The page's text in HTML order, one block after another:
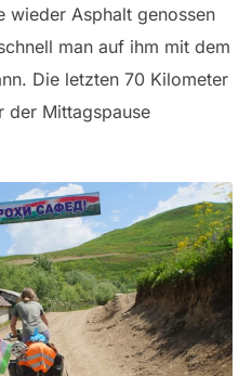
wieder Asphalt genossen
man auf ihm mit dem
Die letzten 70 Kilometer
der Mittagspause